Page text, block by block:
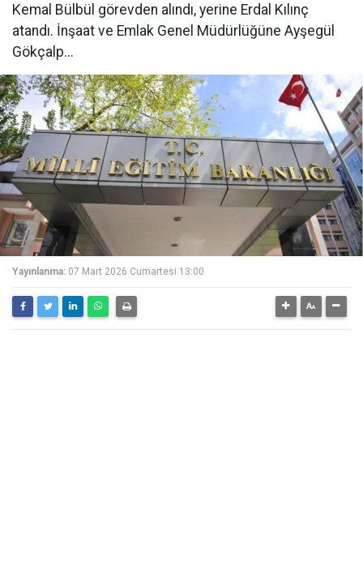
Kemal Bülbül görevden alındı, yerine Erdal Kılınç
atandı. İnşaat ve Emlak Genel Müdürlüğüne Ayşegül
Gökçalp...
Yayınlanma: 07 Mart 2026 Cumartesi 13:00